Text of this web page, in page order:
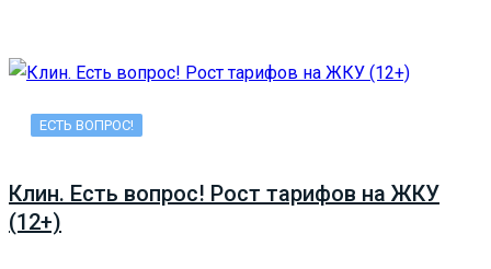
ЕСТЬ ВОПРОС!
Клин. Есть вопрос! Рост тарифов на ЖКУ
(12+)